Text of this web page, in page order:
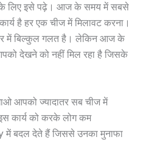
लिए इसे पढ़े। आज के समय में सबसे
है हर एक चीज में मिलावट करना।
में बिल्कुल गलत है। लेकिन आज के
देखने को नहीं मिल रहा है जिसके
आपको ज्यादातर सब चीज में
कार्य को करके लोग कम
बदल देते हैं जिससे उनका मुनाफा